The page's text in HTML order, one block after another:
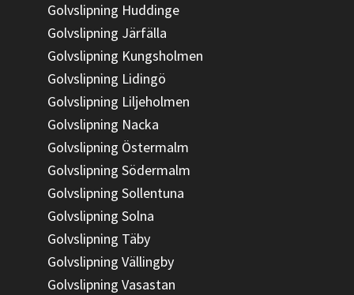
Golvslipning Huddinge
Golvslipning Järfälla
Golvslipning Kungsholmen
Golvslipning Lidingö
Golvslipning Liljeholmen
Golvslipning Nacka
Golvslipning Östermalm
Golvslipning Södermalm
Golvslipning Sollentuna
Golvslipning Solna
Golvslipning Täby
Golvslipning Vällingby
Golvslipning Vasastan